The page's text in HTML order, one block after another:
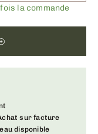
la commande
sur facture
disponible